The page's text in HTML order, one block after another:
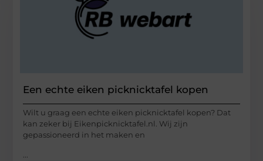
Een echte eiken picknicktafel kopen
Wilt u graag een echte eiken picknicktafel kopen? Dat
kan zeker bij Eikenpicknicktafel.nl. Wij zijn
gepassioneerd in het maken en